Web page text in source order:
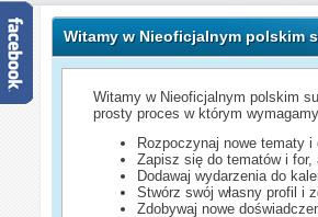
Witamy w Nieoficjalnym polskim
Witamy w Nieoficjalnym polskim
prosty proces w którym
Rozpoczynaj nowe tematy i
Zapisz się do tematów i
Dodawaj wydarzenia do
Stwórz swój własny profil i
Zdobywaj nowe